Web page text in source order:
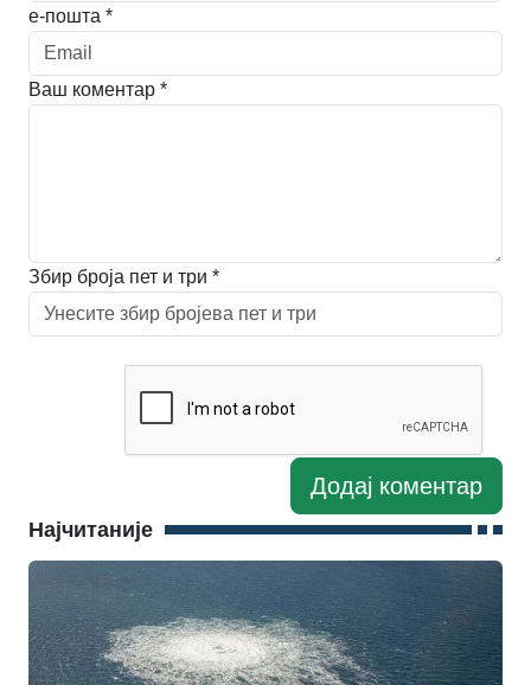
е-пошта *
Ваш коментар *
Збир броја пет и три *
Најчитаније